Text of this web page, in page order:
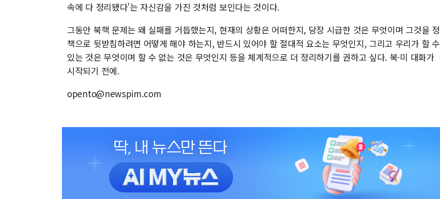
속에 다 정리됐다'는 자신감을 가진 것처럼 보인다는 것이다.
그동안 북핵 문제는 왜 실패를 거듭했는지, 현재의 상황은 어떠한지, 당장 시급한 것은 무엇이며 그것을 정
책으로 뒷받침하려면 어떻게 해야 하는지, 반드시 있어야 할 절대적 요소는 무엇인지, 그리고 우리가 할 수
있는 것은 무엇이며 할 수 없는 것은 무엇인지 등을 체계적으로 더 정리하기를 권하고 싶다. 북·미 대화가
시작되기 전에.
opento@newspim.com